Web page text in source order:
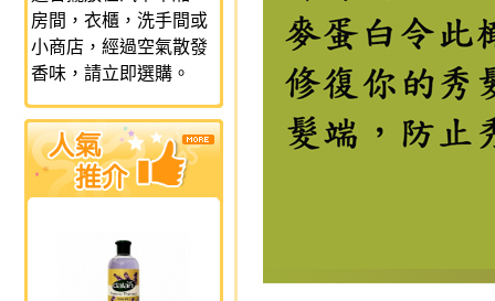
房間，衣櫃，洗手間或
小商店，經過空氣散發
香味，請立即選購。